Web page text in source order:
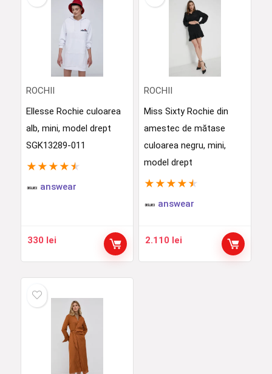
ROCHII
Ellesse Rochie culoarea
alb, mini, model drept
SGK13289-011
★ ★ ★ ★ ★
answear
330 lei
ROCHII
Miss Sixty Rochie din
amestec de mătase
culoarea negru, mini,
model drept
★ ★ ★ ★ ★
answear
2.110 lei